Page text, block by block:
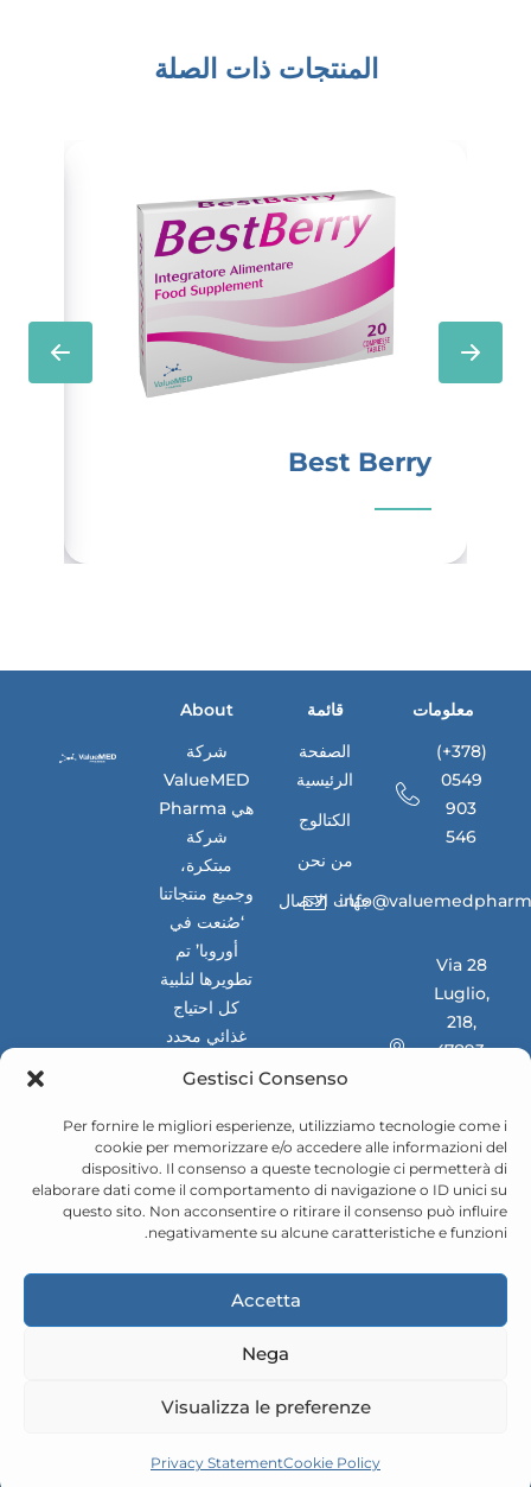
Gestisci Consenso
Per fornire le migliori esperienze, utilizziamo tecnologie come i
cookie per memorizzare e/o accedere alle informazioni del
dispositivo. Il consenso a queste tecnologie ci permetterà di
elaborare dati come il comportamento di navigazione o ID unici su
questo sito. Non acconsentire o ritirare il consenso può influire
negativamente su alcune caratteristiche e funzioni.
Accetta
Nega
Visualizza le preferenze
Cookie Policy
Privacy Statement
المنتجات ذات الصلة
Best Berry
About
شركة
ValueMED
Pharma هي
شركة
مبتكرة،
وجميع منتجاتنا
‘صُنعت في
أوروبا’ تم
تطويرها لتلبية
كل احتياج
غذائي محدد
والدولية
قائمة
الصفحة
الرئيسية
الكتالوج
من نحن
جهات الاتصال
معلومات
(+378)
0549
903
546
Via 28
Luglio,
218,
47893,
(RSM)
سياسة الخصوصيةسياسة ملفات تعريف الارتباط